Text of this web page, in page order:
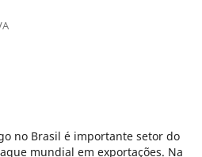
no Brasil é importante setor do
mundial em exportações. Na